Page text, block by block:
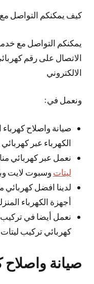
كيف يمكنكم التواصل
يمكنكم التواصل مع
الاتصال على رقم
الالكتروني
ونعمل في:
صيانة واصلاح
الكهرباء عبر
نعمل عبر كهربائي
ليتات وسبوت لايت
لدينا افضل كهربائي
أجهزة الكهرباء
نعمل أيضا في
كهربائي تركيب
صيانة واصلاح